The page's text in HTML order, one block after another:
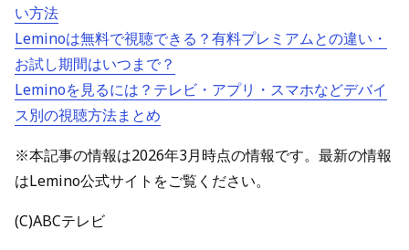
い方法
Leminoは無料で視聴できる？有料プレミアムとの違い・
お試し期間はいつまで？
Leminoを見るには？テレビ・アプリ・スマホなどデバイ
ス別の視聴方法まとめ
※本記事の情報は2026年3月時点の情報です。最新の情報
はLemino公式サイトをご覧ください。
(C)ABCテレビ